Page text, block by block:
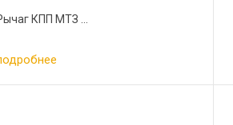
КПП МТЗ ...